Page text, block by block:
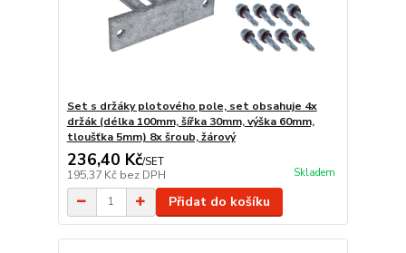
Set s držáky plotového pole, set obsahuje 4x
držák (délka 100mm, šířka 30mm, výška 60mm,
tloušťka 5mm) 8x šroub, žárový
236,40 Kč/SET
195,37 Kč bez DPH Skladem
Přidat do košíku